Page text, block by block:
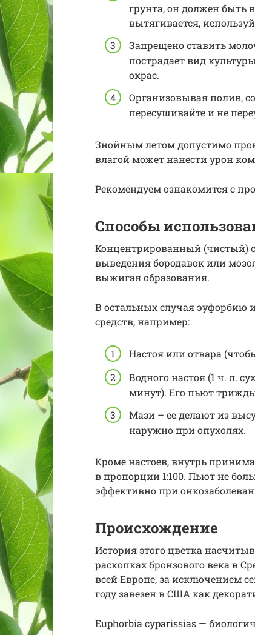
грунта, он должен быть
вытягивается,
Запрещено ставить
пострадает вид
окрас.
Организовывая полив,
пересушивайте и не
Знойным летом допустимо
влагой может нанести урон
Рекомендуем ознакомится с
Способы
Концентрированный (чистый)
выведения бородавок или
выжигая образования.
В остальных случая эуфорбию
средств, например:
Настоя или отвара
Водного настоя (1 ч. л.
минут). Его пьют
Мази – ее делают из
наружно при опухолях.
Кроме настоев, внутрь
в пропорции 1:100. Пьют не
эффективно при
Происхождение
История этого цветка
раскопках бронзового века в
всей Европе, за исключением
году завезен в США как
Euphorbia cyparissias —